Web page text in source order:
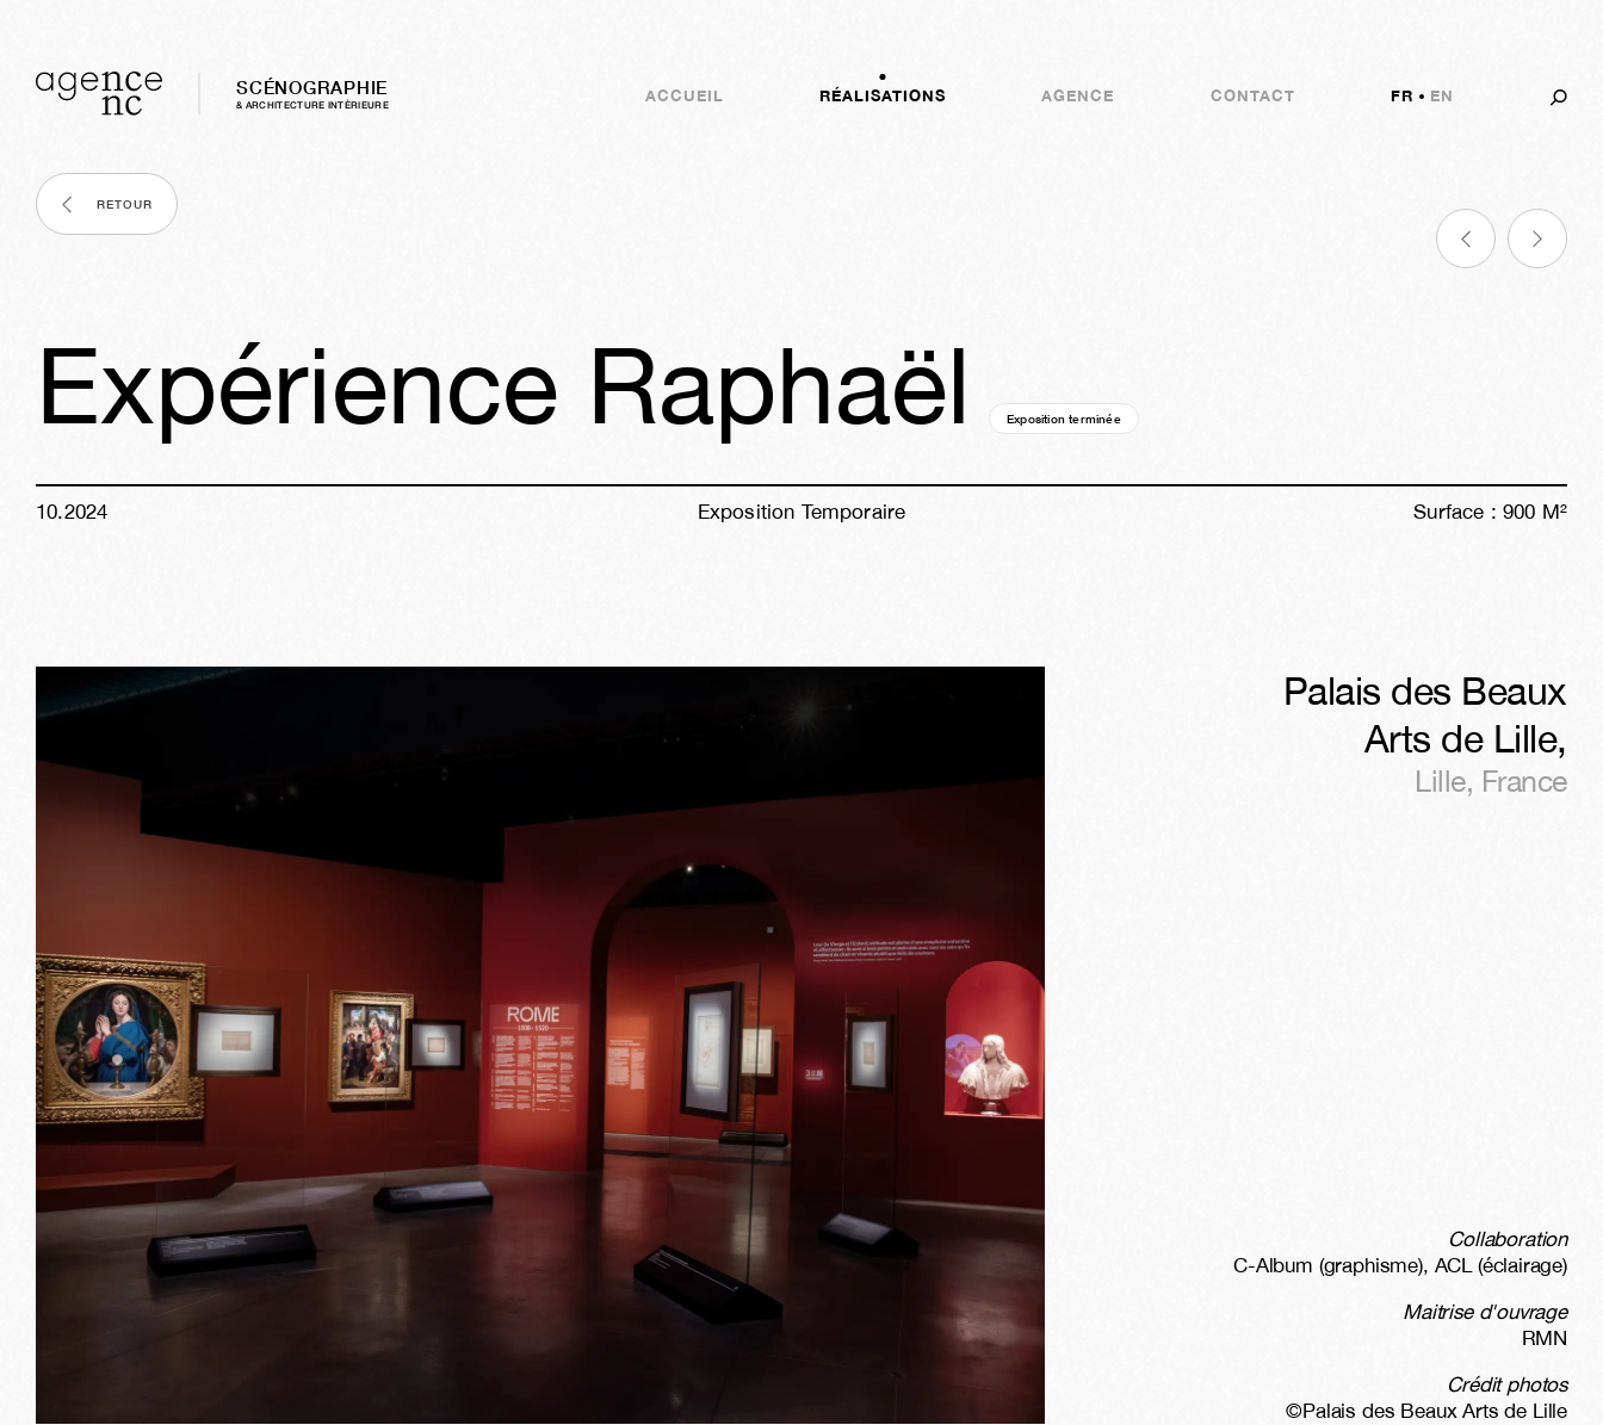
SCÉNOGRAPHIE
& ARCHITECTURE INTÈRIEURE ACCUEIL RÉALISATIONS AGENCE CONTACT FR EN
RETOUR
Expérience Raphaël Exposition terminée
10.2024 Exposition Temporaire Surface : 900 M²
Palais des Beaux
Arts de Lille,
Lille, France
Collaboration
C-Album (graphisme), ACL (éclairage)
Maitrise d'ouvrage
RMN
Crédit photos
©Palais des Beaux Arts de Lille